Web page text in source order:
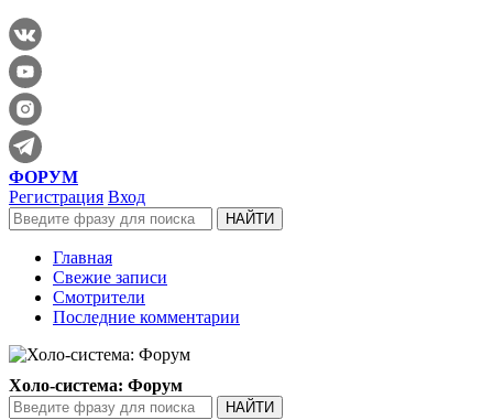
ФОРУМ
Регистрация Вход
Главная
Свежие записи
Смотрители
Последние комментарии
Холо-система: Форум